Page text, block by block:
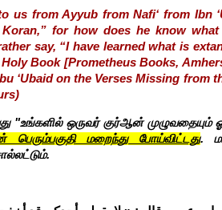
us from Ayyub from Nafi‘ from Ibn
for how does he know
say, “I have learned what is
Book [Prometheus Books,
‘Ubaid on the Verses Missing from
"உங்களில் ஒருவர் குர்ஆன்
பெரும்பகுதி மறைந்து போய்விட்டது.